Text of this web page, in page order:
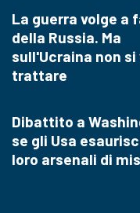
La guerra volge a
della Russia. Ma
sull'Ucraina non si
trattare
Dibattito a
se gli Usa
loro arsenali di